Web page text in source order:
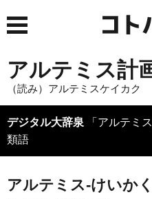
アルテミス計
（読み）アルテミスケイカク
デジタル大辞泉 「アルテミ
類語
アルテミス‐けいか